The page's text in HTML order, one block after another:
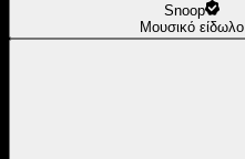
Snoop
Μουσικό είδωλο